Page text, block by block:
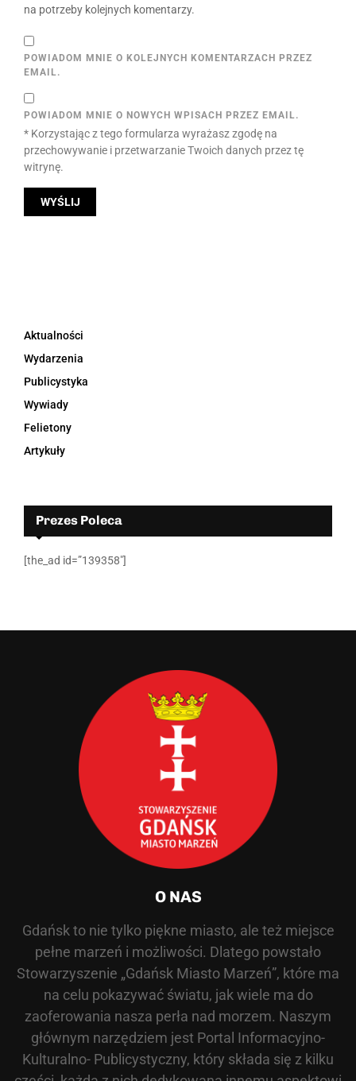
na potrzeby kolejnych komentarzy.
POWIADOM MNIE O KOLEJNYCH KOMENTARZACH PRZEZ
EMAIL.
POWIADOM MNIE O NOWYCH WPISACH PRZEZ EMAIL.
* Korzystając z tego formularza wyrażasz zgodę na
przechowywanie i przetwarzanie Twoich danych przez tę
witrynę.
Aktualności
Wydarzenia
Publicystyka
Wywiady
Felietony
Artykuły
Prezes Poleca
[the_ad id=”139358″]
O NAS
Gdańsk to nie tylko piękne miasto, ale też miejsce
pełne marzeń i możliwości. Dlatego powstało
Stowarzyszenie „Gdańsk Miasto Marzeń”, które ma
na celu pokazywać światu, jak wiele ma do
zaoferowania nasza perła nad morzem. Naszym
głównym narzędziem jest Portal Informacyjno-
Kulturalno- Publicystyczny, który składa się z kilku